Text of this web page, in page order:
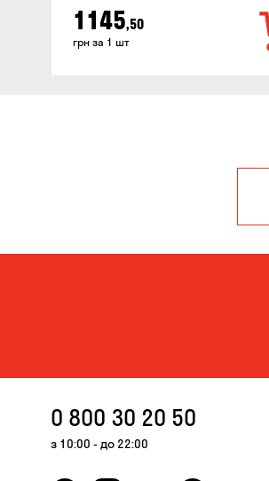
1145,50
грн за 1 шт
0 800 30 20 50
з 10:00 - до 22:00